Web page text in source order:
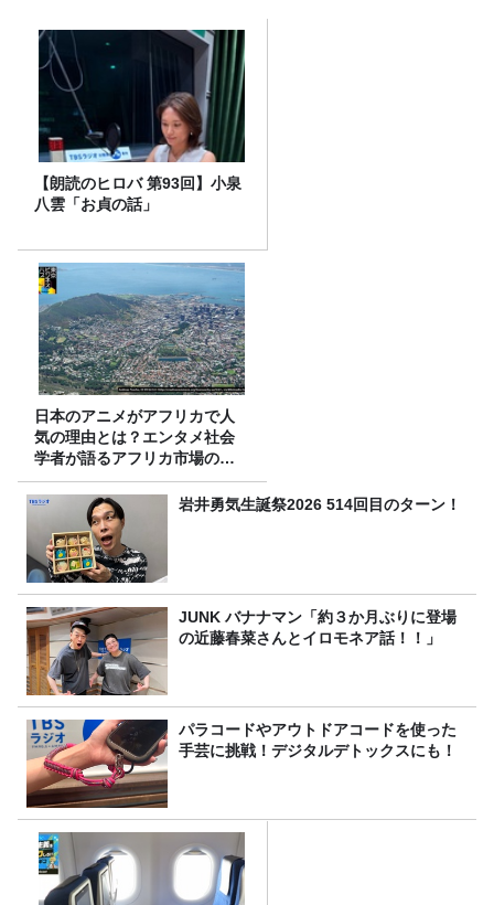
【朗読のヒロバ 第93回】小泉
八雲「お貞の話」
日本のアニメがアフリカで人
気の理由とは？エンタメ社会
学者が語るアフリカ市場のリ
アル
岩井勇気生誕祭2026 514回目のターン！
JUNK バナナマン「約３か月ぶりに登場
の近藤春菜さんとイロモネア話！！」
パラコードやアウトドアコードを使った
手芸に挑戦！デジタルデトックスにも！